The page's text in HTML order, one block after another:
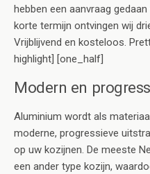
hebben een aanvraag
korte termijn ontvingen wij
Vrijblijvend en kosteloos.
highlight] [one_half]
Modern en
Aluminium wordt als
moderne, progressieve
op uw kozijnen. De meeste
een ander type kozijn,